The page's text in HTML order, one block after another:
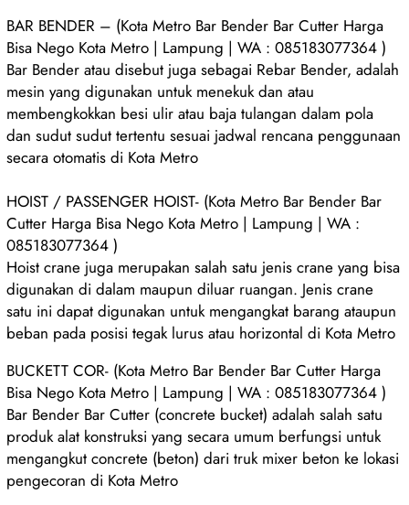
BAR BENDER – (Kota Metro Bar Bender Bar Cutter Harga
Bisa Nego Kota Metro | Lampung | WA : 085183077364 )
Bar Bender atau disebut juga sebagai Rebar Bender, adalah
mesin yang digunakan untuk menekuk dan atau
membengkokkan besi ulir atau baja tulangan dalam pola
dan sudut sudut tertentu sesuai jadwal rencana penggunaan
secara otomatis di Kota Metro
HOIST / PASSENGER HOIST- (Kota Metro Bar Bender Bar
Cutter Harga Bisa Nego Kota Metro | Lampung | WA :
085183077364 )
Hoist crane juga merupakan salah satu jenis crane yang bisa
digunakan di dalam maupun diluar ruangan. Jenis crane
satu ini dapat digunakan untuk mengangkat barang ataupun
beban pada posisi tegak lurus atau horizontal di Kota Metro
BUCKETT COR- (Kota Metro Bar Bender Bar Cutter Harga
Bisa Nego Kota Metro | Lampung | WA : 085183077364 )
Bar Bender Bar Cutter (concrete bucket) adalah salah satu
produk alat konstruksi yang secara umum berfungsi untuk
mengangkut concrete (beton) dari truk mixer beton ke lokasi
pengecoran di Kota Metro